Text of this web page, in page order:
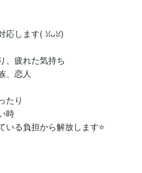
します(⁠ ⁠ꈍ⁠ᴗ⁠ꈍ⁠)
、疲れた気持ち
、恋人
たり
時
いる負担から解放します⭐️